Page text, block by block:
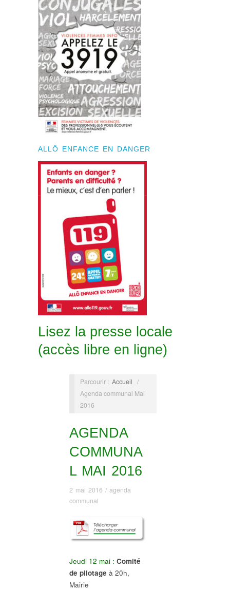
ALLÔ ENFANCE EN DANGER
Lisez la presse locale
(accès libre en ligne)
Parcourir : Accueil /
Agenda communal Mai
2016
AGENDA
COMMUNA
L MAI 2016
2 mai 2016 / agenda
communal
Jeudi 12 mai : Comité
de pilotage à 20h,
Mairie